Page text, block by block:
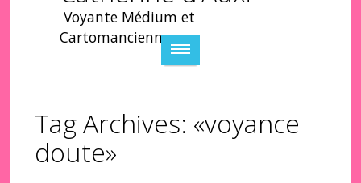
Voyante Médium et
Cartomancienne
Tag Archives: «voyance
doute»